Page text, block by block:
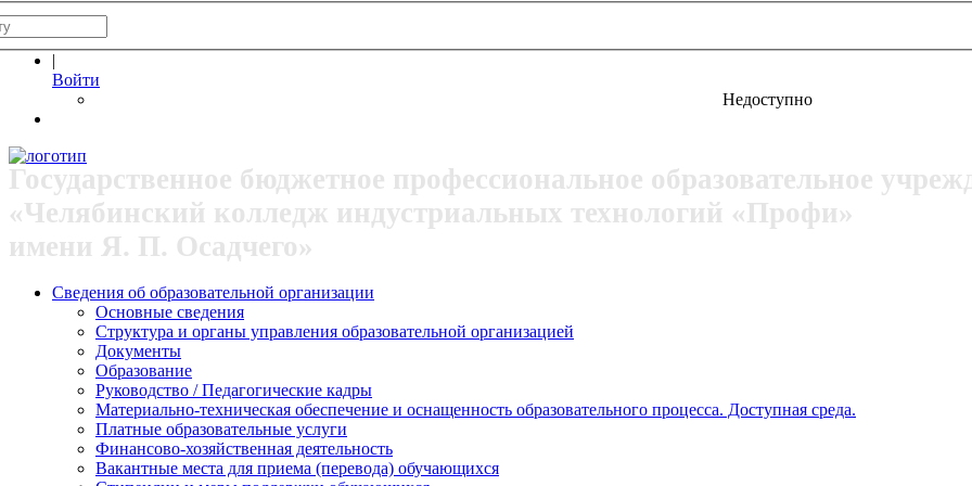
|
Войти
Недоступно
Государственное бюджетное профессиональное образовательное
«Челябинский колледж индустриальных технологий «Профи»
имени Я. П. Осадчего»
Сведения об образовательной организации
Основные сведения
Структура и органы управления образовательной организацией
Документы
Образование
Руководство / Педагогические кадры
Материально-техническая обеспечение и оснащенность образовательного процесса. Доступная среда.
Платные образовательные услуги
Финансово-хозяйственная деятельность
Вакантные места для приема (перевода) обучающихся